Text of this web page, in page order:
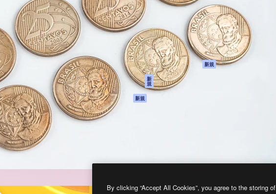
クリエイター、企業、代理
含む100万人以上が利用して
AI アシスタント
AI 画像生成ツール
AI 動画生成ツール
AI 音声合成ツール
ストックコンテン
ツ
Claude/ChatGPT
向けMCP
新
規
エージェント 新規
API
モバイルアプリ
ドキュメント
サポート
利用規約
プライバシーポリ
シー
オリジナル 新規
クッキーポリシー
トラストセンター
Reviews
採用情報
検索トレ
ブログ
コンテン
プレスル
By clicking “Accept All Cookies”, you agree to the storing